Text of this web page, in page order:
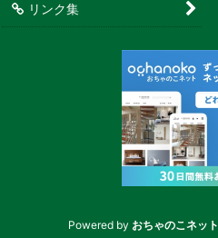
リンク集
Powered by おちゃのこネット